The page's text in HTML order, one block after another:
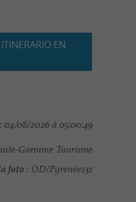
EN
04/08/2026 à 05:00:49
Garonne Tourisme
foto : OD/Pyrénées31